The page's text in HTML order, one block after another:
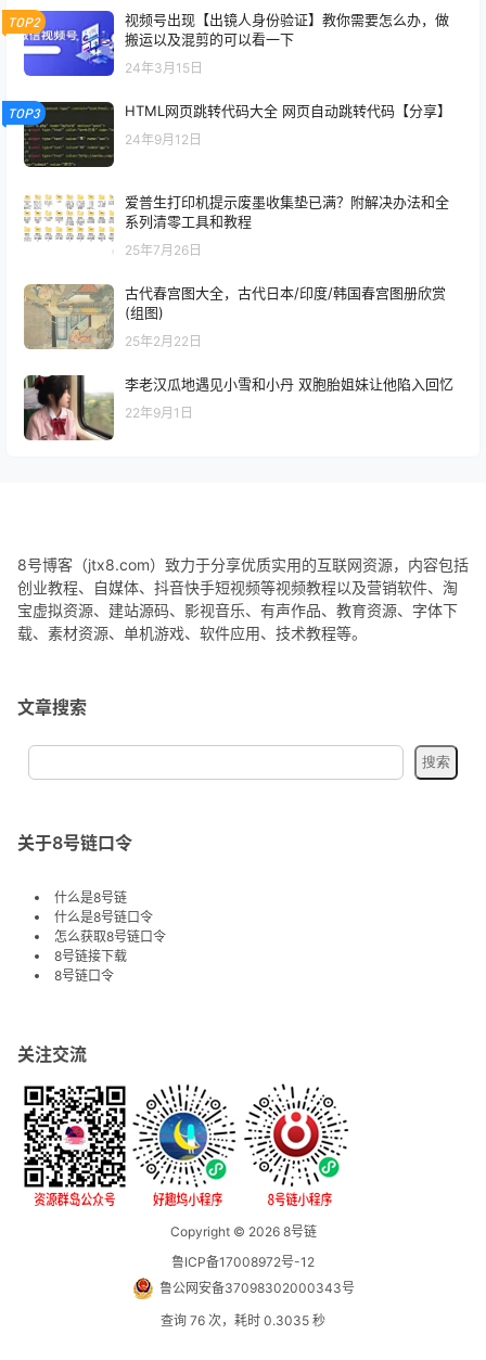
TOP2
视频号出现【出镜人身份验证】教你需要怎么办，做
搬运以及混剪的可以看一下
24年3月15日
TOP3 HTML网页跳转代码大全 网页自动跳转代码【分享】
24年9月12日
爱普生打印机提示废墨收集垫已满？附解决办法和全
系列清零工具和教程
25年7月26日
古代春宫图大全，古代日本/印度/韩国春宫图册欣赏
(组图)
25年2月22日
李老汉瓜地遇见小雪和小丹 双胞胎姐妹让他陷入回忆
22年9月1日
8号博客（jtx8.com）致力于分享优质实用的互联网资源，内容包括
创业教程、自媒体、抖音快手短视频等视频教程以及营销软件、淘
宝虚拟资源、建站源码、影视音乐、有声作品、教育资源、字体下
载、素材资源、单机游戏、软件应用、技术教程等。
文章搜索
关于8号链口令
什么是8号链
什么是8号链口令
怎么获取8号链口令
8号链接下载
8号链口令
关注交流
Copyright © 20268号链
鲁ICP备17008972号-12
鲁公网安备37098302000343号
查询 76 次，耗时 0.3035 秒